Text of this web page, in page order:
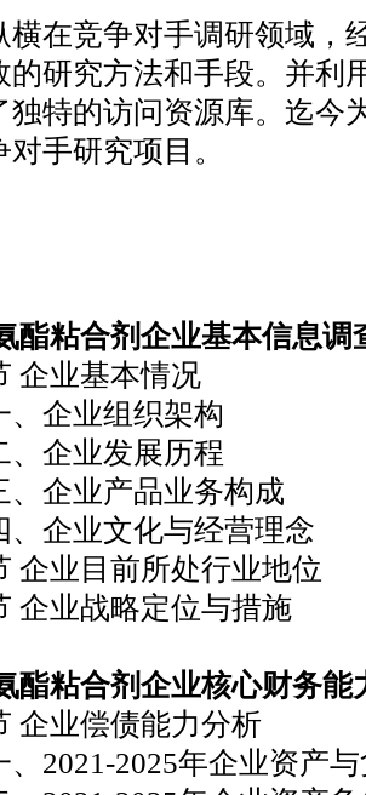
竞争对手调研领域，
的研究方法和手段。并利
独特的访问资源库。迄今
手研究项目。
酯粘合剂企业基本信息调
业基本情况
组织架构
发展历程
产品业务构成
文化与经营理念
业目前所处行业地位
业战略定位与措施
酯粘合剂企业核心财务能
业偿债能力分析
2025年企业资产与